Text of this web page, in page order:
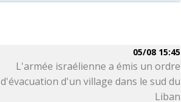
05/08 15:45
L'armée israélienne a émis un ordre
d'évacuation d'un village dans le sud du
Liban